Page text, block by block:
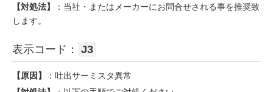
【対処法】
：当社・またはメーカーにお問合せされる事を推奨致
します。
表示コード： J3
【原因】
：吐出サーミスタ異常